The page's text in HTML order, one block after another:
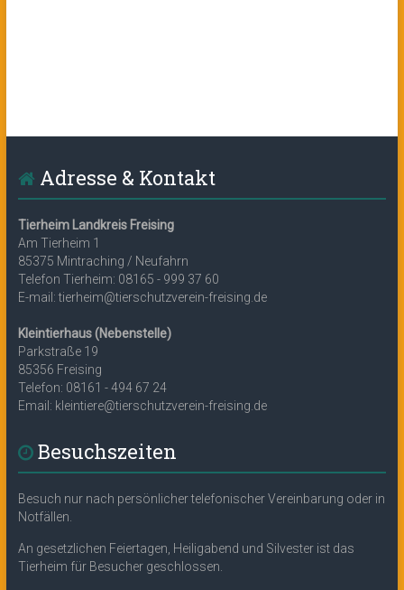
Adresse & Kontakt
Tierheim Landkreis Freising
Am Tierheim 1
85375 Mintraching / Neufahrn
Telefon Tierheim: 08165 - 999 37 60
E-mail: tierheim@tierschutzverein-freising.de
Kleintierhaus (Nebenstelle)
Parkstraße 19
85356 Freising
Telefon: 08161 - 494 67 24
Email: kleintiere@tierschutzverein-freising.de
Besuchszeiten
Besuch nur nach persönlicher telefonischer Vereinbarung oder in
Notfällen.
An gesetzlichen Feiertagen, Heiligabend und Silvester ist das
Tierheim für Besucher geschlossen.